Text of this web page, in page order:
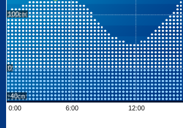
100
0
-40
0:00
6:00 12:00